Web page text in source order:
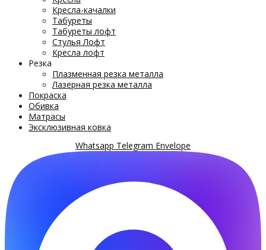
Кресла-качалки
Табуреты
Табуреты лофт
Стулья Лофт
Кресла лофт
Резка
Плазменная резка металла
Лазерная резка металла
Покраска
Обивка
Матрасы
Эксклюзивная ковка
Whatsapp Telegram Envelope